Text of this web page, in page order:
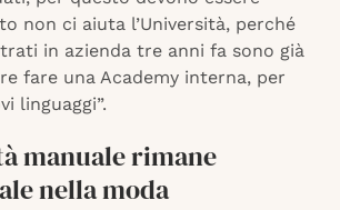
non ci aiuta l’Università, perché
in azienda tre anni fa sono già
fare una Academy interna, per
linguaggi”.
manuale rimane
nella moda